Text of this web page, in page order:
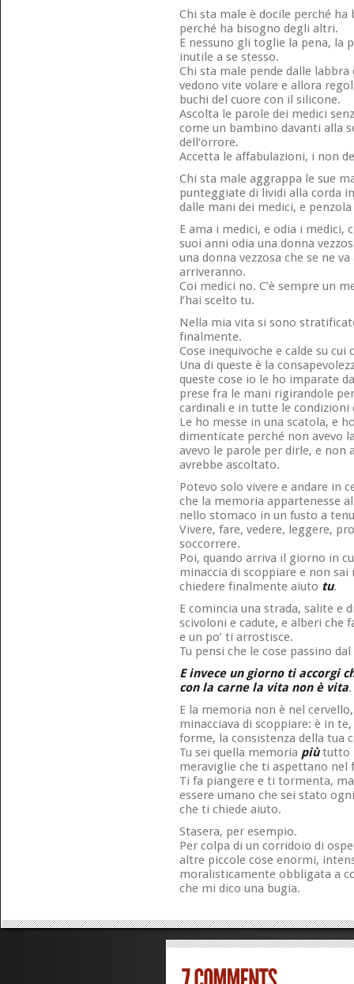
Chi sta male è docile perché
perché ha bisogno degli altri.
E nessuno gli toglie la pena, la
inutile a se stesso.
Chi sta male pende dalle
vedono vite volare e allora
buchi del cuore con il silicone.
Ascolta le parole dei medici
come un bambino davanti alla
dell’orrore.
Accetta le affabulazioni, i non
Chi sta male aggrappa le sue
punteggiate di lividi alla corda
dalle mani dei medici, e
E ama i medici, e odia i medici,
suoi anni odia una donna
una donna vezzosa che se ne
arriveranno.
Coi medici no. C’è sempre un
l’hai scelto tu.
Nella mia vita si sono
finalmente.
Cose inequivoche e calde su cui
Una di queste è la
queste cose io le ho imparate
prese fra le mani rigirandole
cardinali e in tutte le condizioni
Le ho messe in una scatola, e
dimenticate perché non avevo
avevo le parole per dirle, e non
avrebbe ascoltato.
Potevo solo vivere e andare in
che la memoria appartenesse
nello stomaco in un fusto a
Vivere, fare, vedere, leggere,
soccorrere.
Poi, quando arriva il giorno in
minaccia di scoppiare e non
chiedere finalmente aiuto tu.
E comincia una strada, salite e
scivoloni e cadute, e alberi che
e un po’ ti arrostisce.
Tu pensi che le cose passino
E invece un giorno ti accorgi
con la carne la vita non è vita.
E la memoria non è nel
minacciava di scoppiare: è in
forme, la consistenza della tua
Tu sei quella memoria piùtutto
meraviglie che ti aspettano nel
Ti fa piangere e ti tormenta,
essere umano che sei stato
che ti chiede aiuto.
Stasera, per esempio.
Per colpa di un corridoio di
altre piccole cose enormi,
moralisticamente obbligata a
che mi dico una bugia.